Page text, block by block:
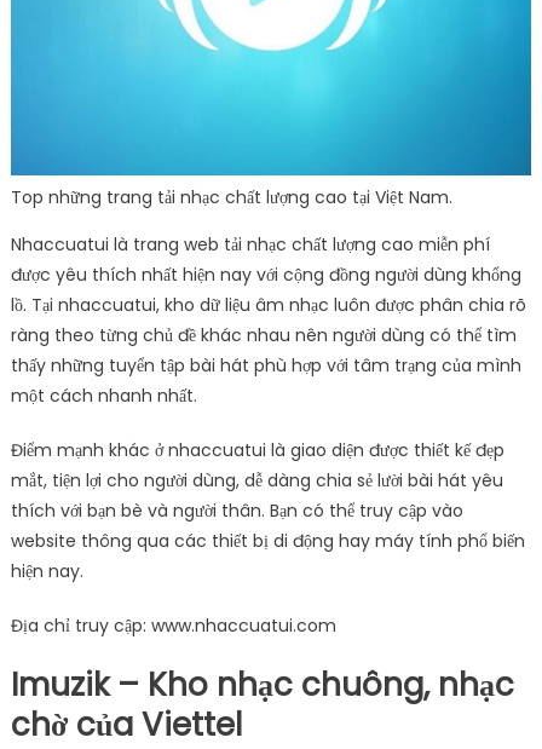
Top những trang tải nhạc chất lượng cao tại Việt Nam.
Nhaccuatui là trang web tải nhạc chất lượng cao miễn phí
được yêu thích nhất hiện nay với cộng đồng người dùng khổng
lồ. Tại nhaccuatui, kho dữ liệu âm nhạc luôn được phân chia rõ
ràng theo từng chủ đề khác nhau nên người dùng có thể tìm
thấy những tuyển tập bài hát phù hợp với tâm trạng của mình
một cách nhanh nhất.
Điểm mạnh khác ở nhaccuatui là giao diện được thiết kế đẹp
mắt, tiện lợi cho người dùng, dễ dàng chia sẻ lười bài hát yêu
thích với bạn bè và người thân. Bạn có thể truy cập vào
website thông qua các thiết bị di động hay máy tính phổ biến
hiện nay.
Địa chỉ truy cập: www.nhaccuatui.com
Imuzik – Kho nhạc chuông, nhạc
chờ của Viettel